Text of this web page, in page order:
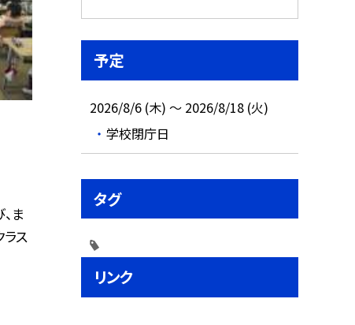
ま
ス
予定
2026/8/6 (木) ～ 2026/8/18 (火)
学校閉庁日
タグ
リンク